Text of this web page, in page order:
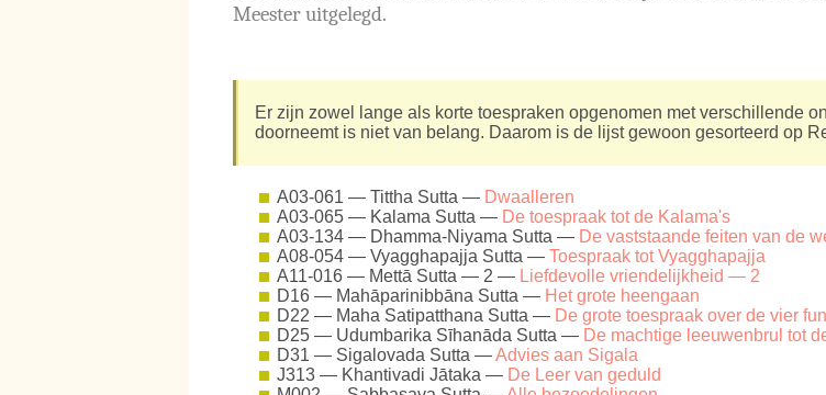
Meester uitgelegd.
Er zijn zowel lange als korte toespraken opgenomen met verschillende
doorneemt is niet van belang. Daarom is de lijst gewoon gesorteerd op
A03-061 — Tittha Sutta — Dwaalleren
A03-065 — Kalama Sutta — De toespraak tot de Kalama's
A03-134 — Dhamma-Niyama Sutta — De vaststaande feiten van de
A08-054 — Vyagghapajja Sutta — Toespraak tot Vyagghapajja
A11-016 — Mettā Sutta — 2 — Liefdevolle vriendelijkheid — 2
D16 — Mahāparinibbāna Sutta — Het grote heengaan
D22 — Maha Satipatthana Sutta — De grote toespraak over de vier
D25 — Udumbarika Sīhanāda Sutta — De machtige leeuwenbrul tot
D31 — Sigalovada Sutta —Advies aan Sigala
J313 — Khantivadi Jātaka — De Leer van geduld